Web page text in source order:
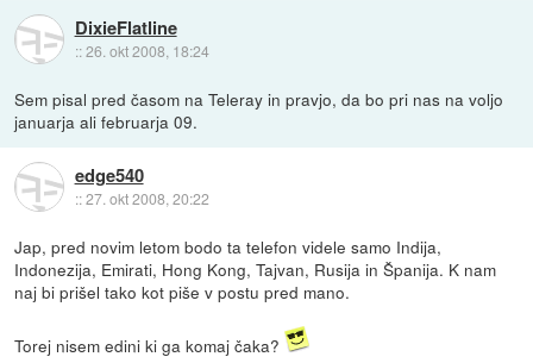
DixieFlatline
::26. okt 2008, 18:24
Sem pisal pred časom na Teleray in pravjo, da bo pri nas na voljo
januarja ali februarja 09.
edge540
::27. okt 2008, 20:22
Jap, pred novim letom bodo ta telefon videle samo Indija,
Indonezija, Emirati, Hong Kong, Tajvan, Rusija in Španija. K nam
naj bi prišel tako kot piše v postu pred mano.
Torej nisem edini ki ga komaj čaka?